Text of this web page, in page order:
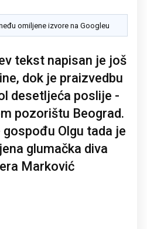
omiljene izvore na Googleu
tekst napisan je još
dok je praizvedbu
desetljeća poslije -
pozorištu Beograd.
gospođu Olgu tada je
glumačka diva
Marković